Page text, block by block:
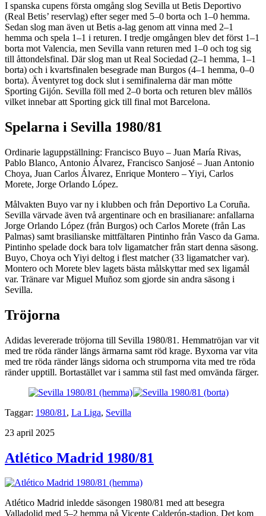
I spanska cupens första omgång slog Sevilla ut Betis Deportivo
(Real Betis’ reservlag) efter seger med 5–0 borta och 1–0 hemma.
Sedan slog man även ut Betis a-lag genom att vinna med 2–1
hemma och spela 1–1 i returen. I tredje omgången blev det först 1–1
borta mot Valencia, men Sevilla vann returen med 1–0 och tog sig
till åttondelsfinal. Där slog man ut Real Sociedad (2–1 hemma, 1–1
borta) och i kvartsfinalen besegrade man Burgos (4–1 hemma, 0–0
borta). Äventyret tog dock slut i semifinalerna där man mötte
Sporting Gijón. Sevilla föll med 2–0 borta och returen blev mållös
vilket innebar att Sporting gick till final mot Barcelona.
Spelarna i Sevilla 1980/81
Ordinarie laguppställning: Francisco Buyo – Juan María Rivas,
Pablo Blanco, Antonio Álvarez, Francisco Sanjosé – Juan Antonio
Choya, Juan Carlos Álvarez, Enrique Montero – Yiyi, Carlos
Morete, Jorge Orlando López.
Målvakten Buyo var ny i klubben och från Deportivo La Coruña.
Sevilla värvade även två argentinare och en brasilianare: anfallarna
Jorge Orlando López (från Burgos) och Carlos Morete (från Las
Palmas) samt brasilianske mittfältaren Pintinho från Vasco da Gama.
Pintinho spelade dock bara tolv ligamatcher från start denna säsong.
Buyo, Choya och Yiyi deltog i flest matcher (33 ligamatcher var).
Montero och Morete blev lagets bästa målskyttar med sex ligamål
var. Tränare var Miguel Muñoz som gjorde sin andra säsong i
Sevilla.
Tröjorna
Adidas levererade tröjorna till Sevilla 1980/81. Hemmatröjan var vit
med tre röda ränder längs ärmarna samt röd krage. Byxorna var vita
med tre röda ränder längs sidorna och strumporna vita med tre röda
ränder upptill. Bortastället var i samma stil fast med omvända färger.
Taggar: 1980/81 , La Liga, Sevilla
Publicerat
23 april 2025
Atlético Madrid 1980/81
Atlético Madrid inledde säsongen 1980/81 med att besegra
Valladolid med 5–2 hemma på Vicente Calderón-stadion. Det kom